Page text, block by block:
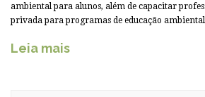
ambiental para alunos, além de capacitar
privada para programas de educação
Leia mais